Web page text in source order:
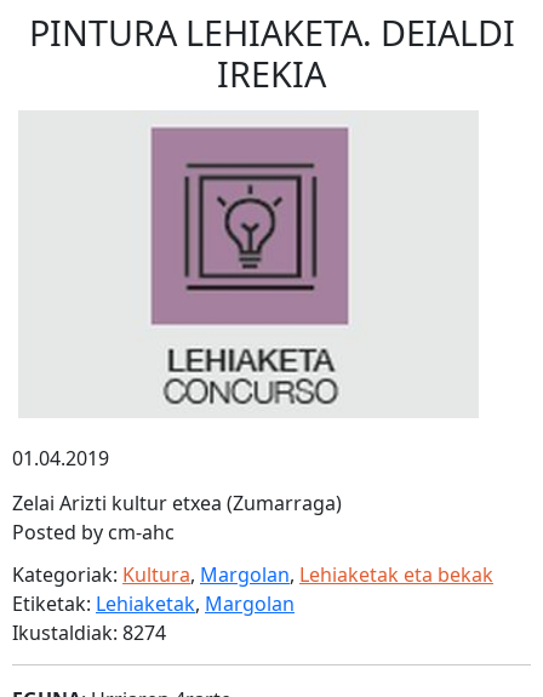
PINTURA LEHIAKETA. DEIALDI
IREKIA
01.04.2019
Zelai Arizti kultur etxea (Zumarraga)
Posted by cm-ahc
Kategoriak: Kultura, Margolan, Lehiaketak eta bekak
Etiketak: Lehiaketak, Margolan
Ikustaldiak: 8274